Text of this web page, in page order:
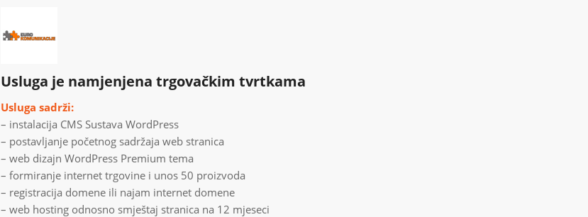
Usluga je namjenjena trgovačkim tvrtkama
Usluga sadrži:
– instalacija CMS Sustava WordPress
– postavljanje početnog sadržaja web stranica
– web dizajn WordPress Premium tema
– formiranje internet trgovine i unos 50 proizvoda
– registracija domene ili najam internet domene
– web hosting odnosno smještaj stranica na 12 mjeseci